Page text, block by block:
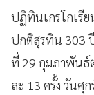
ปฏิทินเกรโกเรี
ปกติสุรทิน 303
ที่ 29 กุมภาพันธ์
ละ 13 ครั้ง วันศุ